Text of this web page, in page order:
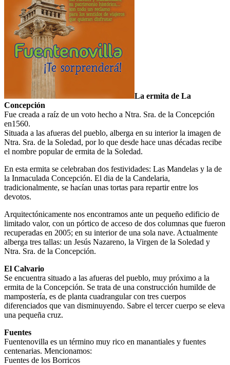
La ermita de La
Concepción
Fue creada a raíz de un voto hecho a Ntra. Sra. de la Concepción
en1560.
Situada a las afueras del pueblo, alberga en su interior la imagen de
Ntra. Sra. de la Soledad, por lo que desde hace unas décadas recibe
el nombre popular de ermita de la Soledad.
En esta ermita se celebraban dos festividades: Las Mandelas y la de
la Inmaculada Concepción. El dia de la Candelaria,
tradicionalmente, se hacían unas tortas para repartir entre los
devotos.
Arquitectónicamente nos encontramos ante un pequeño edificio de
limitado valor, con un pórtico de acceso de dos columnas que fueron
recuperadas en 2005; en su interior de una sola nave. Actualmente
alberga tres tallas: un Jesús Nazareno, la Virgen de la Soledad y
Ntra. Sra. de la Concepción.
El Calvario
Se encuentra situado a las afueras del pueblo, muy próximo a la
ermita de la Concepción. Se trata de una construcción humilde de
mampostería, es de planta cuadrangular con tres cuerpos
diferenciados que van disminuyendo. Sabre el tercer cuerpo se eleva
una pequeña cruz.
Fuentes
Fuentenovilla es un término muy rico en manantiales y fuentes
centenarias. Mencionamos:
Fuentes de los Borricos